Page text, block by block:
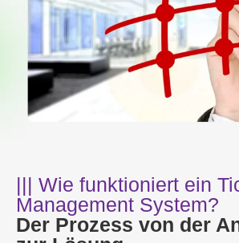
||| Wie funktioniert ein
Management System?
Der Prozess von der